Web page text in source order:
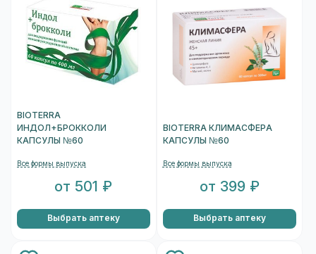
BIOTERRA
ИНДОЛ+БРОККОЛИ
КАПСУЛЫ №60
Все формы выпуска
от 501 ₽
Выбрать аптеку
BIOTERRA КЛИМАСФЕРА
КАПСУЛЫ №60
Все формы выпуска
от 399 ₽
Выбрать аптеку